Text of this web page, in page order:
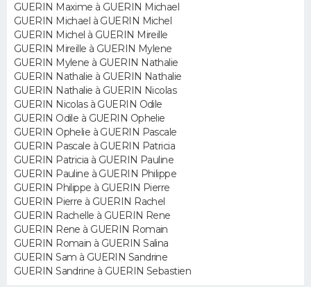
GUERIN Maxime à GUERIN Michael
GUERIN Michael à GUERIN Michel
GUERIN Michel à GUERIN Mireille
GUERIN Mireille à GUERIN Mylene
GUERIN Mylene à GUERIN Nathalie
GUERIN Nathalie à GUERIN Nathalie
GUERIN Nathalie à GUERIN Nicolas
GUERIN Nicolas à GUERIN Odile
GUERIN Odile à GUERIN Ophelie
GUERIN Ophelie à GUERIN Pascale
GUERIN Pascale à GUERIN Patricia
GUERIN Patricia à GUERIN Pauline
GUERIN Pauline à GUERIN Philippe
GUERIN Philippe à GUERIN Pierre
GUERIN Pierre à GUERIN Rachel
GUERIN Rachelle à GUERIN Rene
GUERIN Rene à GUERIN Romain
GUERIN Romain à GUERIN Salina
GUERIN Sam à GUERIN Sandrine
GUERIN Sandrine à GUERIN Sebastien